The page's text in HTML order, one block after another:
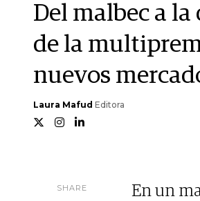
Del malbec a
de la
nuevos
Laura Mafud Editora
SHARE
En un